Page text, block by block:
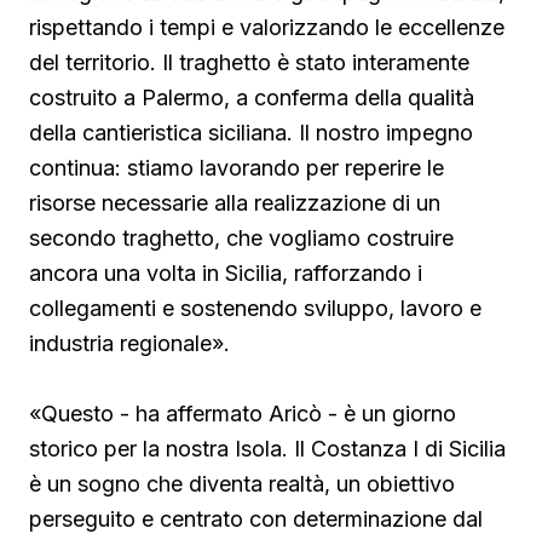
rispettando i tempi e valorizzando le eccellenze
del territorio. Il traghetto è stato interamente
costruito a Palermo, a conferma della qualità
della cantieristica siciliana. Il nostro impegno
continua: stiamo lavorando per reperire le
risorse necessarie alla realizzazione di un
secondo traghetto, che vogliamo costruire
ancora una volta in Sicilia, rafforzando i
collegamenti e sostenendo sviluppo, lavoro e
industria regionale».
«Questo - ha affermato Aricò - è un giorno
storico per la nostra Isola. Il Costanza I di Sicilia
è un sogno che diventa realtà, un obiettivo
perseguito e centrato con determinazione dal